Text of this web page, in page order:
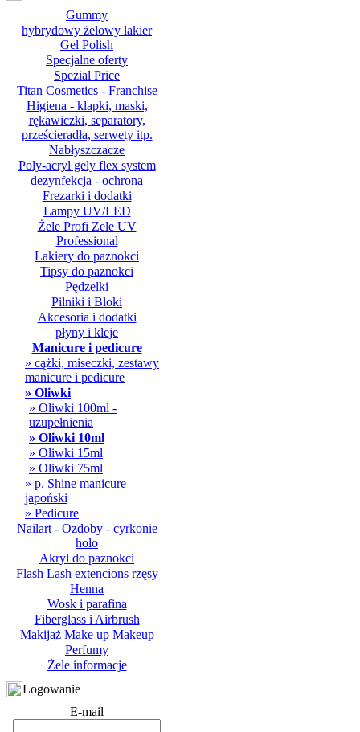
Gummy
hybrydowy żelowy lakier
Gel Polish
Specjalne oferty
Spezial Price
Titan Cosmetics - Franchise
Higiena - klapki, maski,
rękawiczki, separatory,
prześcieradła, serwety itp.
Nabłyszczacze
Poly-acryl gely flex system
dezynfekcja - ochrona
Frezarki i dodatki
Lampy UV/LED
Żele Profi Zele UV
Professional
Lakiery do paznokci
Tipsy do paznokci
Pędzelki
Pilniki i Bloki
Akcesoria i dodatki
płyny i kleje
Manicure i pedicure
» cążki, miseczki, zestawy
manicure i pedicure
» Oliwki
» Oliwki 100ml -
uzupełnienia
» Oliwki 10ml
» Oliwki 15ml
» Oliwki 75ml
» p. Shine manicure
japoński
» Pedicure
Nailart - Ozdoby - cyrkonie
holo
Akryl do paznokci
Flash Lash extencions rzęsy
Henna
Wosk i parafina
Fiberglass i Airbrush
Makijaż Make up Makeup
Perfumy
Żele informacje
Logowanie
E-mail